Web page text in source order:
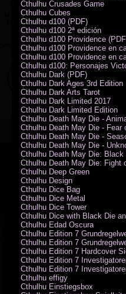
Cthulhu Crusades Game
Cthulhu Cubes
Cthulhu d100 (PDF)
Cthulhu d100 2ª edición
Cthulhu d100 Providence
Cthulhu d100 Providence en
Cthulhu d100 Providence en
Cthulhu d100: Personajes
Cthulhu Dark (PDF)
Cthulhu Dark Ages 3rd Edition
Cthulhu Dark Arts Tarot
Cthulhu Dark Limited 2017
Cthulhu Dark Limited Edition
Cthulhu Death May Die -
Cthulhu Death May Die - Fear
Cthulhu Death May Die -
Cthulhu Death May Die -
Cthulhu Death May Die: Black
Cthulhu Death May Die: Fight
Cthulhu Deep Green
Cthulhu Design
Cthulhu Dice Bag
Cthulhu Dice Metal
Cthulhu Dice Tower
Cthulhu Dice with Black Die
Cthulhu Edad Oscura
Cthulhu Edition 7
Cthulhu Edition 7
Cthulhu Edition 7 Hardcover
Cthulhu Edition 7
Cthulhu Edition 7
Cthulhu effigy
Cthulhu Einstiegsbox